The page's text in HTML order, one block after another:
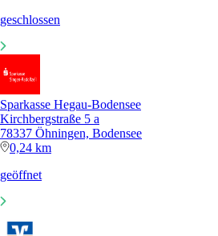
geschlossen
Sparkasse Hegau-Bodensee
Kirchbergstraße 5 a
78337 Öhningen, Bodensee
0,24 km
geöffnet